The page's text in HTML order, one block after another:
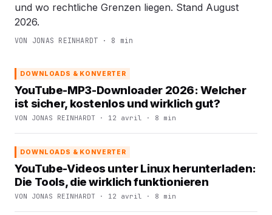
und wo rechtliche Grenzen liegen. Stand August
2026.
VON JONAS REINHARDT · 8 min
DOWNLOADS & KONVERTER
YouTube-MP3-Downloader 2026: Welcher
ist sicher, kostenlos und wirklich gut?
VON JONAS REINHARDT · 12 avril · 8 min
DOWNLOADS & KONVERTER
YouTube-Videos unter Linux herunterladen:
Die Tools, die wirklich funktionieren
VON JONAS REINHARDT · 12 avril · 8 min